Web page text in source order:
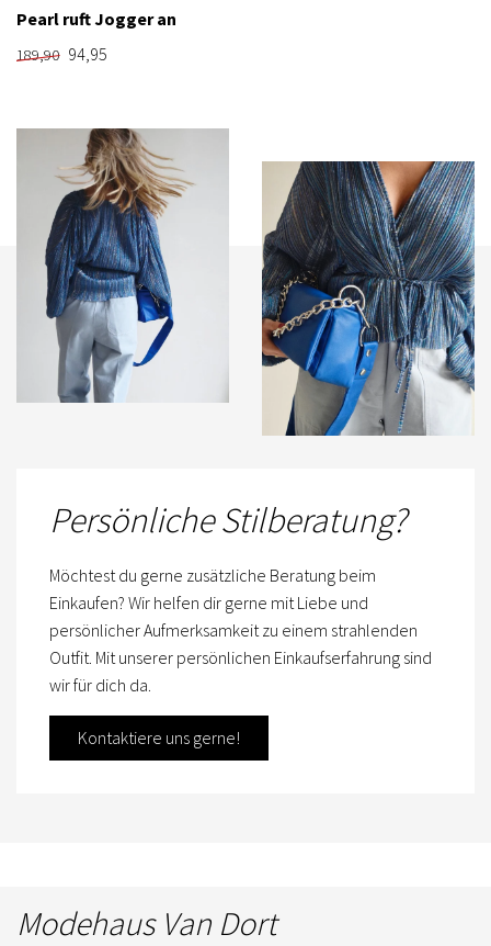
Pearl ruft Jogger an
189,90 94,95
Persönliche Stilberatung?
Möchtest du gerne zusätzliche Beratung beim
Einkaufen? Wir helfen dir gerne mit Liebe und
persönlicher Aufmerksamkeit zu einem strahlenden
Outfit. Mit unserer persönlichen Einkaufserfahrung sind
wir für dich da.
Kontaktiere uns gerne!
Modehaus Van Dort